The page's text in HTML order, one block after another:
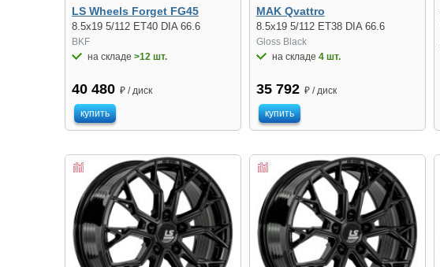
LS Wheels Forget FG45
8.5x19 5/112 ET40 DIA 66.6
BKF
на складе >12 шт.
40 480 ₽ / диск
купить
MAK Qvattro
8.5x19 5/112 ET38 DIA 66.6
Gloss Black
на складе 4 шт.
35 792 ₽ / диск
купить